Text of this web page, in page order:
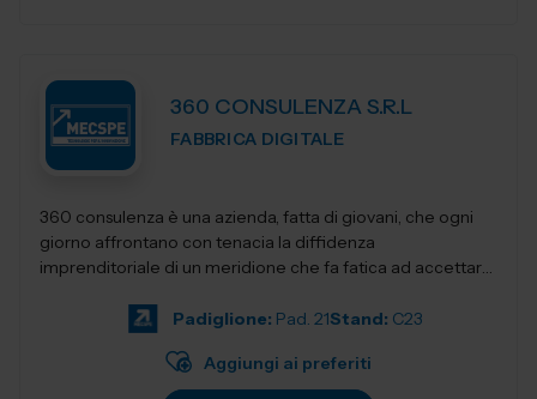
360 CONSULENZA S.R.L
FABBRICA DIGITALE
360 consulenza è una azienda, fatta di giovani, che ogni
giorno affrontano con tenacia la diffidenza
imprenditoriale di un meridione che fa fatica ad accettare
Padiglione: Pad. 21Stand: C23
Aggiungi ai preferiti